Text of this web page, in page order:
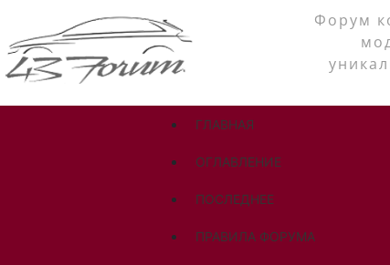
Форум
ГЛАВНАЯ
ОГЛАВЛЕНИЕ
ПОСЛЕДНЕЕ
ПРАВИЛА ФОРУМА